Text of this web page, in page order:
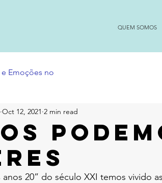
QUEM SOMOS
Emoções no
Oct 12, 2021 2 min read
20” do século XXI temos vivido